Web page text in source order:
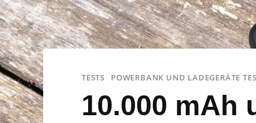
TESTS POWERBANK UND LADEGERÄTE
10.000 mAh